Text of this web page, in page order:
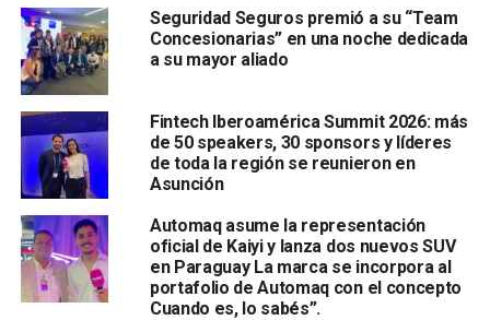
Seguridad Seguros premió a su “Team
Concesionarias” en una noche dedicada
a su mayor aliado
Fintech Iberoamérica Summit 2026: más
de 50 speakers, 30 sponsors y líderes
de toda la región se reunieron en
Asunción
Automaq asume la representación
oficial de Kaiyi y lanza dos nuevos SUV
en Paraguay La marca se incorpora al
portafolio de Automaq con el concepto
Cuando es, lo sabés”.